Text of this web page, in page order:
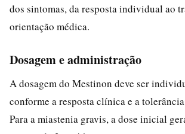
dos sintomas, da resposta individual ao
orientação médica.
Dosagem e administração
A dosagem do Mestinon deve ser
conforme a resposta clínica e a
Para a miastenia gravis, a dose inicial